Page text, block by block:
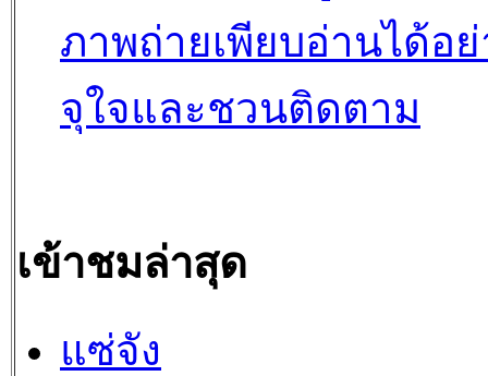
ภาพถ่ายเพียบอ่านได้อย่
จุใจและชวนติดตาม
เข้าชมล่าสุด
แซ่จัง